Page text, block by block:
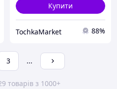
Купити
TochkaMarket 88%
3 ...
товарів з 1000+